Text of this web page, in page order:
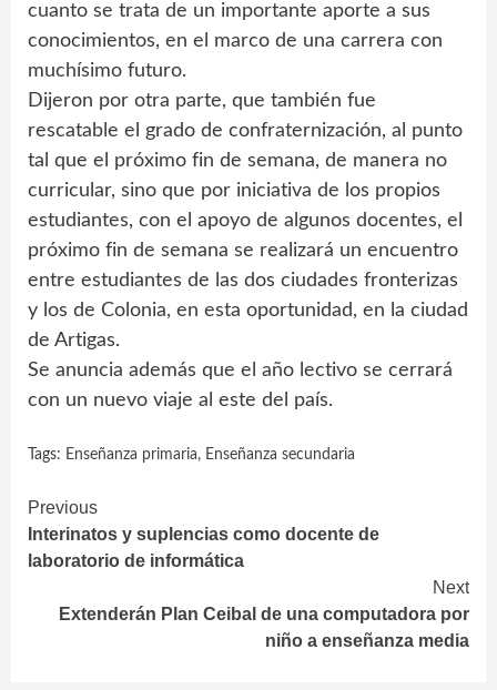
cuanto se trata de un importante aporte a sus
conocimientos, en el marco de una carrera con
muchísimo futuro.
Dijeron por otra parte, que también fue
rescatable el grado de confraternización, al punto
tal que el próximo fin de semana, de manera no
curricular, sino que por iniciativa de los propios
estudiantes, con el apoyo de algunos docentes, el
próximo fin de semana se realizará un encuentro
entre estudiantes de las dos ciudades fronterizas
y los de Colonia, en esta oportunidad, en la ciudad
de Artigas.
Se anuncia además que el año lectivo se cerrará
con un nuevo viaje al este del país.
Tags: Enseñanza primaria, Enseñanza secundaria
Continue
Reading
Previous
Interinatos y suplencias como docente de
laboratorio de informática
Next
Extenderán Plan Ceibal de una computadora por
niño a enseñanza media